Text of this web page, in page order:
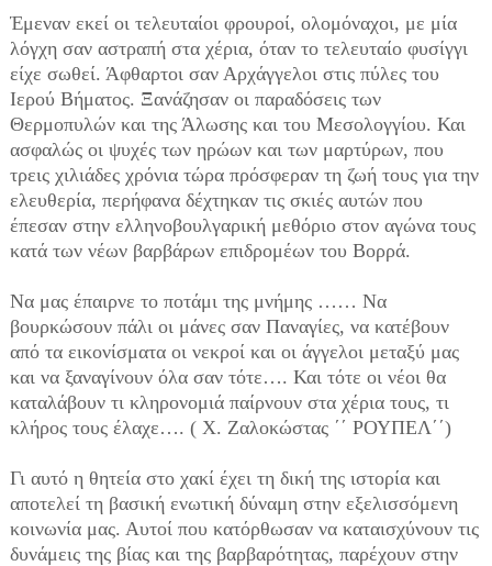
Έμεναν εκεί οι τελευταίοι φρουροί, ολομόναχοι, με μία
λόγχη σαν αστραπή στα χέρια, όταν το τελευταίο φυσίγγι
είχε σωθεί. Άφθαρτοι σαν Αρχάγγελοι στις πύλες του
Ιερού Βήματος. Ξανάζησαν οι παραδόσεις των
Θερμοπυλών και της Άλωσης και του Μεσολογγίου. Και
ασφαλώς οι ψυχές των ηρώων και των μαρτύρων, που
τρεις χιλιάδες χρόνια τώρα πρόσφεραν τη ζωή τους για την
ελευθερία, περήφανα δέχτηκαν τις σκιές αυτών που
έπεσαν στην ελληνοβουλγαρική μεθόριο στον αγώνα τους
κατά των νέων βαρβάρων επιδρομέων του Βορρά.
Να μας έπαιρνε το ποτάμι της μνήμης …… Να
βουρκώσουν πάλι οι μάνες σαν Παναγίες, να κατέβουν
από τα εικονίσματα οι νεκροί και οι άγγελοι μεταξύ μας
και να ξαναγίνουν όλα σαν τότε…. Και τότε οι νέοι θα
καταλάβουν τι κληρονομιά παίρνουν στα χέρια τους, τι
κλήρος τους έλαχε…. ( Χ. Ζαλοκώστας ΄΄ ΡΟΥΠΕΛ΄΄)
Γι αυτό η θητεία στο χακί έχει τη δική της ιστορία και
αποτελεί τη βασική ενωτική δύναμη στην εξελισσόμενη
κοινωνία μας. Αυτοί που κατόρθωσαν να καταισχύνουν τις
δυνάμεις της βίας και της βαρβαρότητας, παρέχουν στην